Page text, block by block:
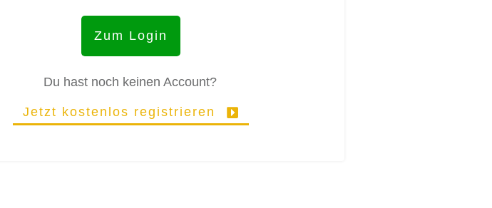
Zum Login
Du hast noch keinen Account?
Jetzt kostenlos registrieren